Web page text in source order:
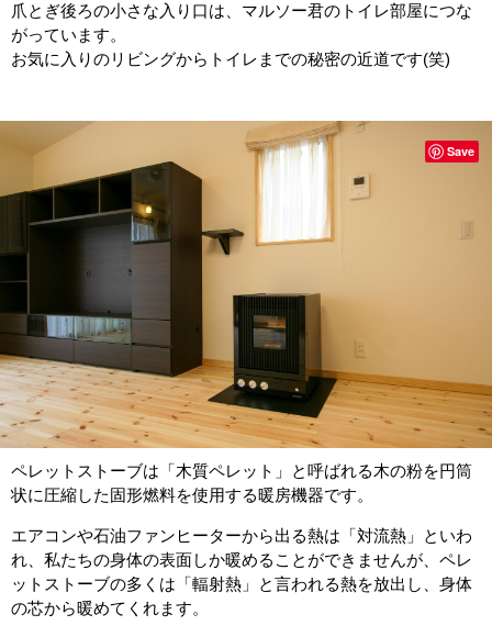
爪とぎ後ろの小さな入り口は、マルソー君のトイレ部屋につな
がっています。
お気に入りのリビングからトイレまでの秘密の近道です(笑)
ペレットストーブは「木質ペレット」と呼ばれる木の粉を円筒
状に圧縮した固形燃料を使用する暖房機器です。
エアコンや石油ファンヒーターから出る熱は「対流熱」といわ
れ、私たちの身体の表面しか暖めることができませんが、ペレ
ットストーブの多くは「輻射熱」と言われる熱を放出し、身体
の芯から暖めてくれます。
Save